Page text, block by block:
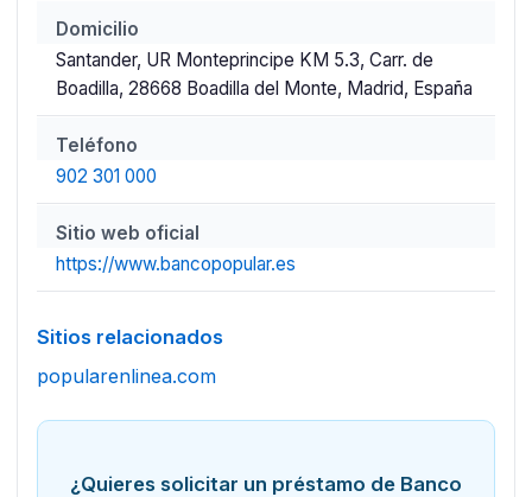
Domicilio
Santander, UR Monteprincipe KM 5.3, Carr. de
Boadilla, 28668 Boadilla del Monte, Madrid, España
Teléfono
902 301 000
Sitio web oficial
https://www.bancopopular.es
Sitios relacionados
popularenlinea.com
¿Quieres solicitar un préstamo de Banco